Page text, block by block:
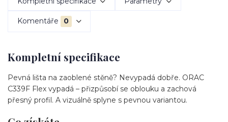
Komentáře 0
Kompletní specifikace
Pevná lišta na zaoblené stěně? Nevypadá dobře. ORAC
C339F Flex vypadá – přizpůsobí se oblouku a zachová
přesný profil. A vizuálně splyne s pevnou variantou.